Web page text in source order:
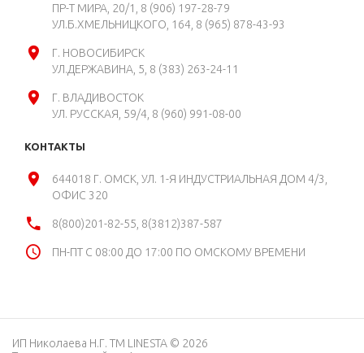
ПР-Т МИРА, 20/1
8 (906) 197-28-79
УЛ.Б.ХМЕЛЬНИЦКОГО, 164 8 (965) 878-43-93
Г. НОВОСИБИРСК
УЛ.ДЕРЖАВИНА, 5 8 (383) 263-24-11
Г. ВЛАДИВОСТОК
УЛ. РУССКАЯ, 59/4 8 (960) 991-08-00
КОНТАКТЫ
644018 Г. ОМСК, УЛ. 1-Я ИНДУСТРИАЛЬНАЯ ДОМ 4/3,
ОФИС 320
8(800)201-82-55, 8(3812)387-587
ПН-ПТ С 08:00 ДО 17:00 ПО ОМСКОМУ ВРЕМЕНИ
ИП Николаева Н.Г. ТМ LINESTA © 2026